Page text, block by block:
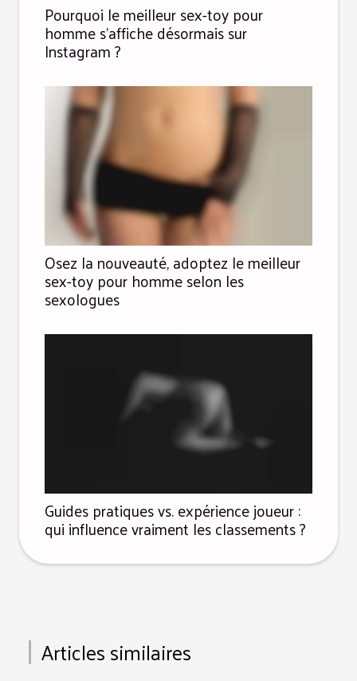
Pourquoi le meilleur sex-toy pour
homme s’affiche désormais sur
Instagram ?
Osez la nouveauté, adoptez le meilleur
sex-toy pour homme selon les
sexologues
Guides pratiques vs. expérience joueur :
qui influence vraiment les classements ?
Articles similaires